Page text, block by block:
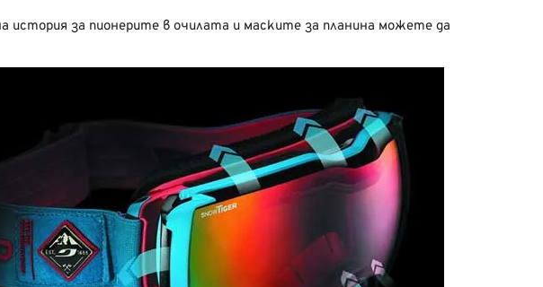
история за пионерите в очилата и маските за планина можете да